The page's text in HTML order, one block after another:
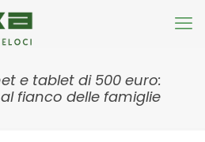
e tablet di 500 euro:
fianco delle famiglie